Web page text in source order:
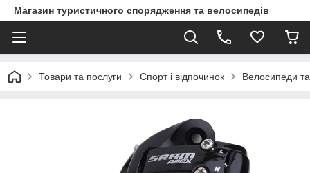
Магазин туристичного спорядження та велосипедів
Товари та послуги Спорт і відпочинок Велосипеди